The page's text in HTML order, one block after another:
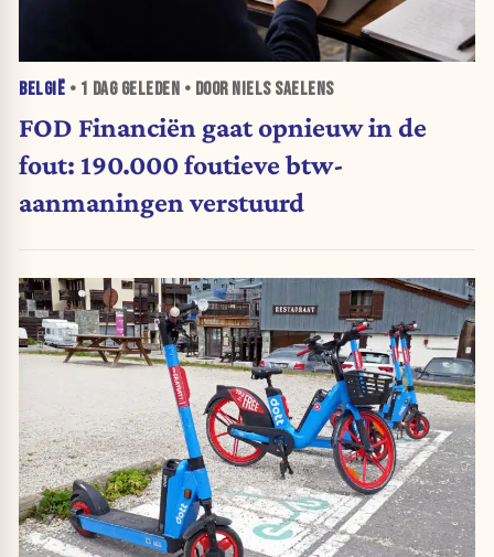
BELGIË • 1 DAGGELEDEN • DOOR NIELS SAELENS
FOD Financiën gaat opnieuw in de
fout: 190.000 foutieve btw-
aanmaningen verstuurd